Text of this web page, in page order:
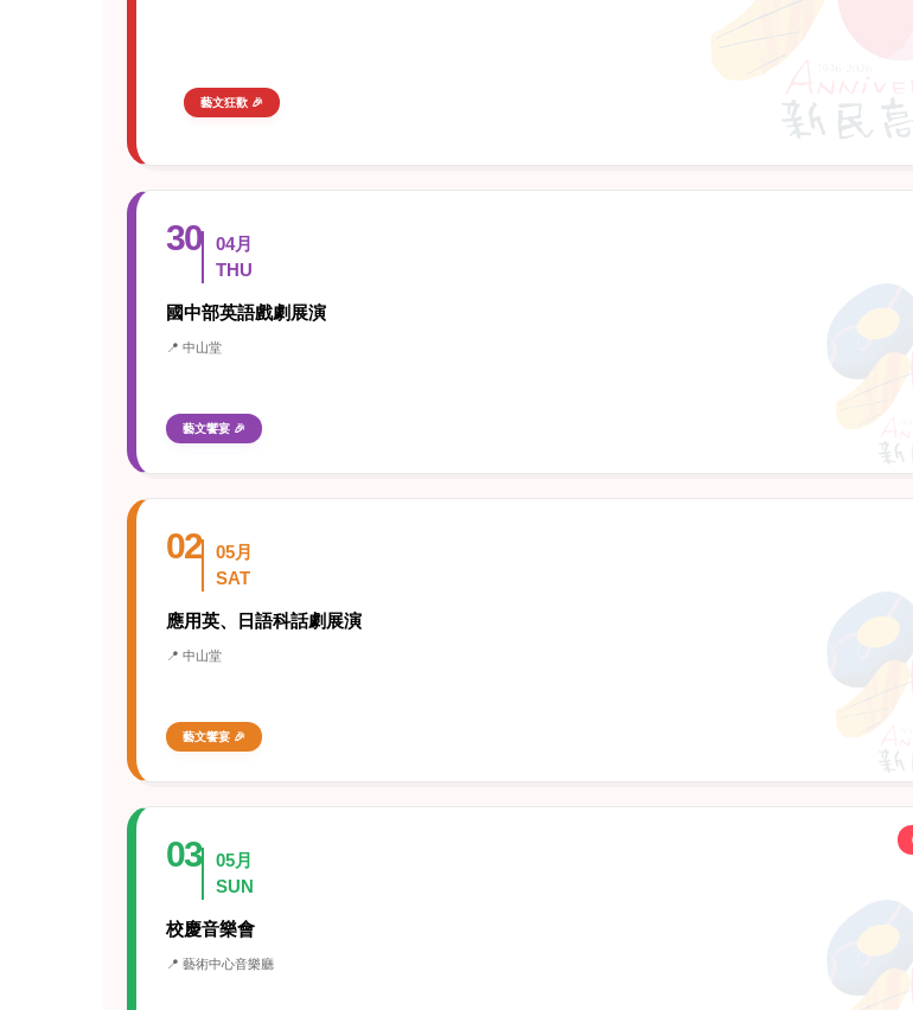
藝文狂歡 🎉
30
04月
THU
國中部英語戲劇展演
📍 中山堂
藝文饗宴 🎉
02
05月
SAT
應用英、日語科話劇展演
📍 中山堂
藝文饗宴 🎉
03
05月
SUN
校慶音樂會
📍 藝術中心音樂廳